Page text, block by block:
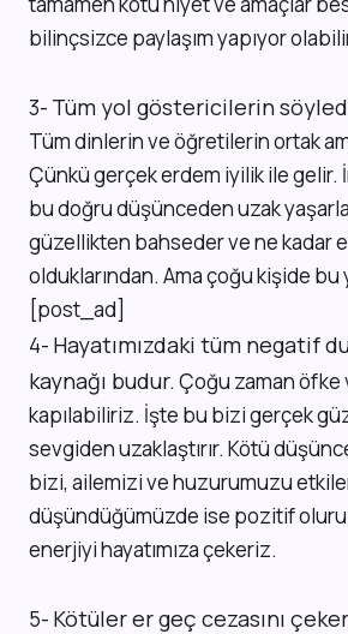
bilinçsizce paylaşım yapıyor
3- Tüm yol göstericilerin
Tüm dinlerin ve öğretilerin ortak
Çünkü gerçek erdem iyilik ile gelir.
bu doğru düşünceden uzak
güzellikten bahseder ve ne kadar
olduklarından. Ama çoğu kişide bu
[post_ad]
4- Hayatımızdaki tüm negatif
kaynağı budur. Çoğu zaman
kapılabiliriz. İşte bu bizi gerçek
sevgiden uzaklaştırır. Kötü
bizi, ailemizi ve huzurumuzu
düşündüğümüzde ise pozitif
enerjiyi hayatımıza çekeriz.
5- Kötüler er geç cezasını